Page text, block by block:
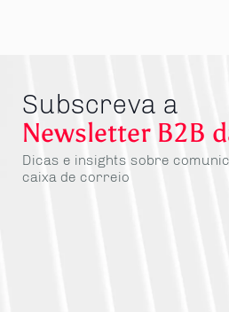
Subscreva a
Newsletter B2B
Dicas e insights sobre
caixa de correio